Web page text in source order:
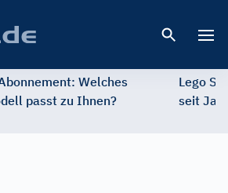
Welches
passt zu Ihnen?
Lego
seit